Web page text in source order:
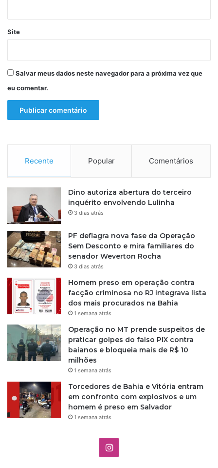
u
e
i
r
g
a
o
m
X
i
a
s
o
r
u
n
d
u
s
i
v
a
m
u
l
h
e
Site
Salvar meus dados neste navegador para a próxima vez que
eu comentar.
Recente Popular Comentários
Dino autoriza abertura do terceiro
inquérito envolvendo Lulinha
3 dias atrás
PF deflagra nova fase da Operação
Sem Desconto e mira familiares do
senador Weverton Rocha
3 dias atrás
Homem preso em operação contra
facção criminosa no RJ integrava lista
dos mais procurados na Bahia
1 semana atrás
Operação no MT prende suspeitos de
praticar golpes do falso PIX contra
baianos e bloqueia mais de R$ 10
milhões
1 semana atrás
Torcedores de Bahia e Vitória entram
em confronto com explosivos e um
homem é preso em Salvador
1 semana atrás
I